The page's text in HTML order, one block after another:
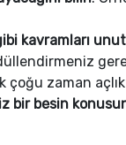
kavramları
çoğu zaman
bir besin